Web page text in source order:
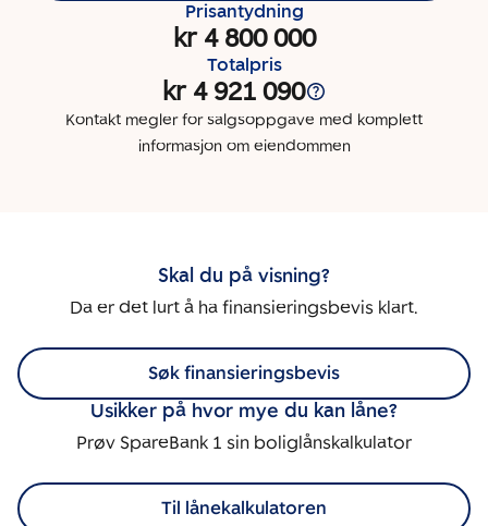
Prisantydning
kr 4 800 000
Totalpris
kr 4 921 090
Kontakt megler for salgsoppgave med komplett
informasjon om eiendommen
Skal du på visning?
Da er det lurt å ha finansieringsbevis klart.
Søk finansieringsbevis
Usikker på hvor mye du kan låne?
Prøv SpareBank 1 sin boliglånskalkulator
Til lånekalkulatoren